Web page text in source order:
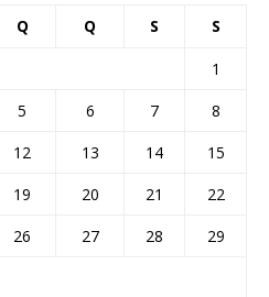
Q Q S S
1
5 6 7
8
12 13 14
15
19 20 21
22
26 27 28
29